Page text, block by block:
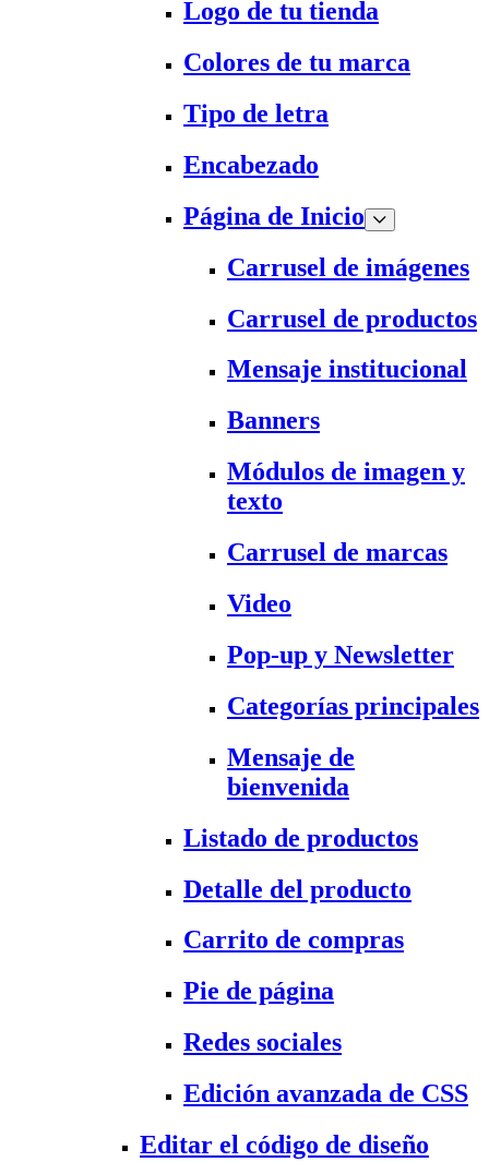
Logo de tu tienda
Colores de tu marca
Tipo de letra
Encabezado
Página de Inicio
Carrusel de imágenes
Carrusel de productos
Mensaje institucional
Banners
Módulos de imagen y
texto
Carrusel de marcas
Video
Pop-up y Newsletter
Categorías principales
Mensaje de
bienvenida
Listado de productos
Detalle del producto
Carrito de compras
Pie de página
Redes sociales
Edición avanzada de CSS
Editar el código de diseño